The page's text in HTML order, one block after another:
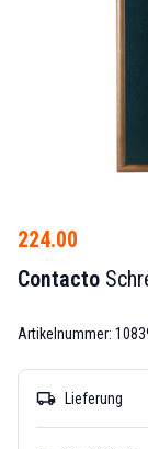
224.00
Contacto
Artikelnummer:
local_shipping Lieferung